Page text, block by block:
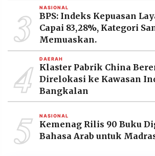
3 NASIONAL
BPS: Indeks Kepuasan
Capai 83,28%, Kategori
Memuaskan.
4 DAERAH
Klaster Pabrik China
Direlokasi ke Kawasan
Bangkalan
5 NASIONAL
Kemenag Rilis 90 Buku
Bahasa Arab untuk